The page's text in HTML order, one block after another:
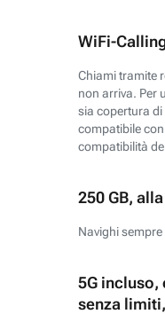
WiFi-
Chiami tramite
non arriva. Per
sia copertura di
compatibile
compatibilità
250 GB,
Navighi
5G
senza